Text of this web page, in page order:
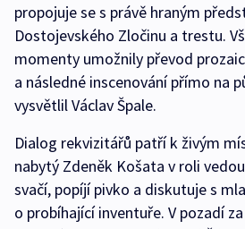
propojuje se s právě hraným
Dostojevského Zločinu a trestu.
momenty umožnily převod
a následné inscenování přímo na
vysvětlil Václav Špale.
Dialog rekvizitářů patří k živým
nabytý Zdeněk Košata v roli
svačí, popíjí pivko a diskutuje s
o probíhající inventuře. V pozadí